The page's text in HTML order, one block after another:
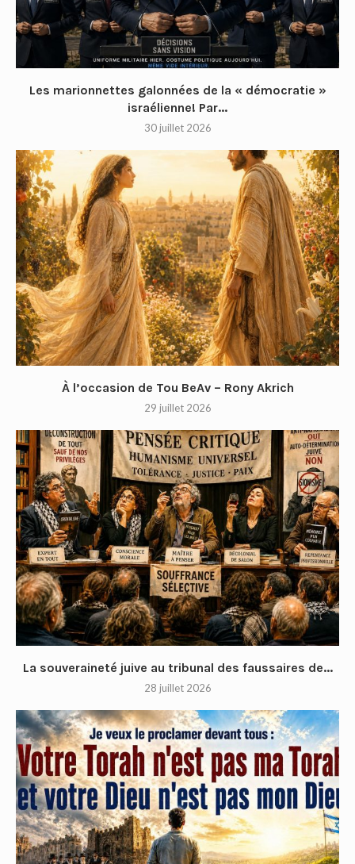
Les marionnettes galonnées de la « démocratie »
israélienne! Par...
30 juillet 2026
À l’occasion de Tou BeAv – Rony Akrich
29 juillet 2026
La souveraineté juive au tribunal des faussaires de...
28 juillet 2026